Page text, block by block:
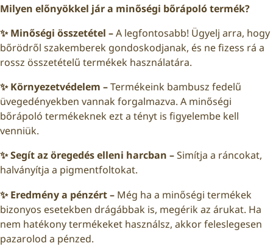
Milyen előnyökkel jár a minőségi bőrápoló termék?
✨Minőségi összetétel –A legfontosabb! Ügyelj arra, hogy
bőrödről szakemberek gondoskodjanak, és ne fizess rá a
rossz összetételű termékek használatára.
✨Környezetvédelem –Termékeink bambusz fedelű
üvegedényekben vannak forgalmazva. A minőségi
bőrápoló termékeknek ezt a tényt is figyelembe kell
venniük.
✨Segít az öregedés elleni harcban –Simítja a ráncokat,
halványítja a pigmentfoltokat.
✨Eredmény a pénzért– Még ha a minőségi termékek
bizonyos esetekben drágábbak is, megérik az árukat. Ha
nem hatékony termékeket használsz, akkor feleslegesen
pazarolod a pénzed.